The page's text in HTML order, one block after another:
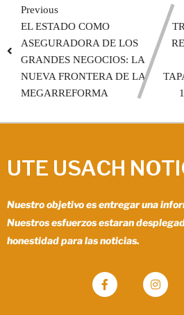
Previous
EL ESTADO COMO
ASEGURADORA DE LOS
GRANDES NEGOCIOS: LA
NUEVA FRONTERA DE LA
MEGARREFORMA
UTE USACH
Nuestro objetivo es entregar una
Nuestros esfuerzos estaran
honestidad para las noticias.